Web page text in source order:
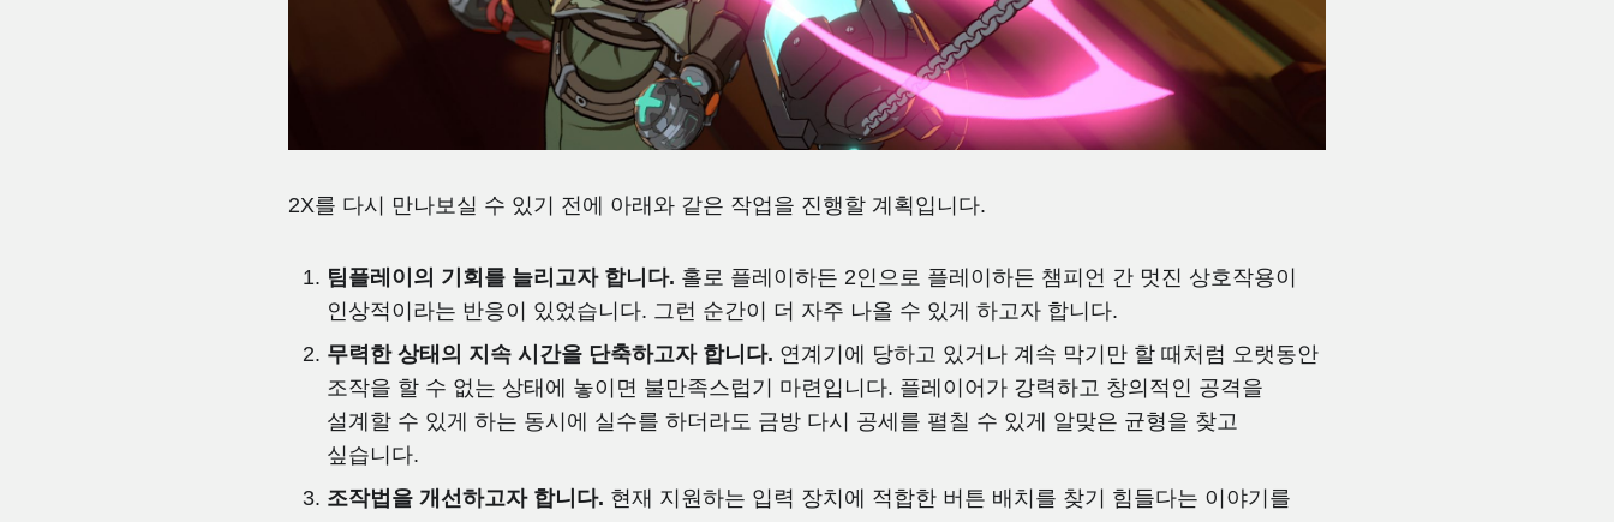
2X를 다시 만나보실 수 있기 전에 아래와 같은 작업을 진행할 계획입니다.
팀플레이의 기회를 늘리고자 합니다. 홀로 플레이하든 2인으로 플레이하든 챔피언 간 멋진 상호작용이
인상적이라는 반응이 있었습니다. 그런 순간이 더 자주 나올 수 있게 하고자 합니다.
무력한 상태의 지속 시간을 단축하고자 합니다. 연계기에 당하고 있거나 계속 막기만 할 때처럼 오랫동안
조작을 할 수 없는 상태에 놓이면 불만족스럽기 마련입니다. 플레이어가 강력하고 창의적인 공격을
설계할 수 있게 하는 동시에 실수를 하더라도 금방 다시 공세를 펼칠 수 있게 알맞은 균형을 찾고
싶습니다.
조작법을 개선하고자 합니다. 현재 지원하는 입력 장치에 적합한 버튼 배치를 찾기 힘들다는 이야기를